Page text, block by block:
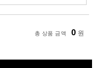
총 상품 금액 0 원